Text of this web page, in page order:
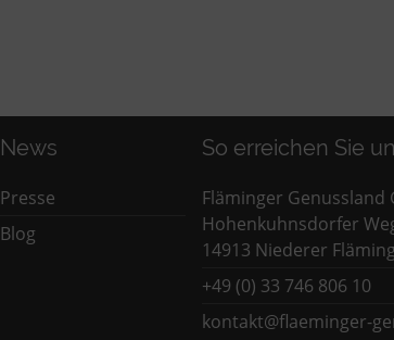
News
Presse
Blog
So erreichen Sie
Fläminger Genussland
Hohenkuhnsdorfer
14913 Niederer Fläming
+49 (0) 33 746 806 10
kontakt@flaeminger-